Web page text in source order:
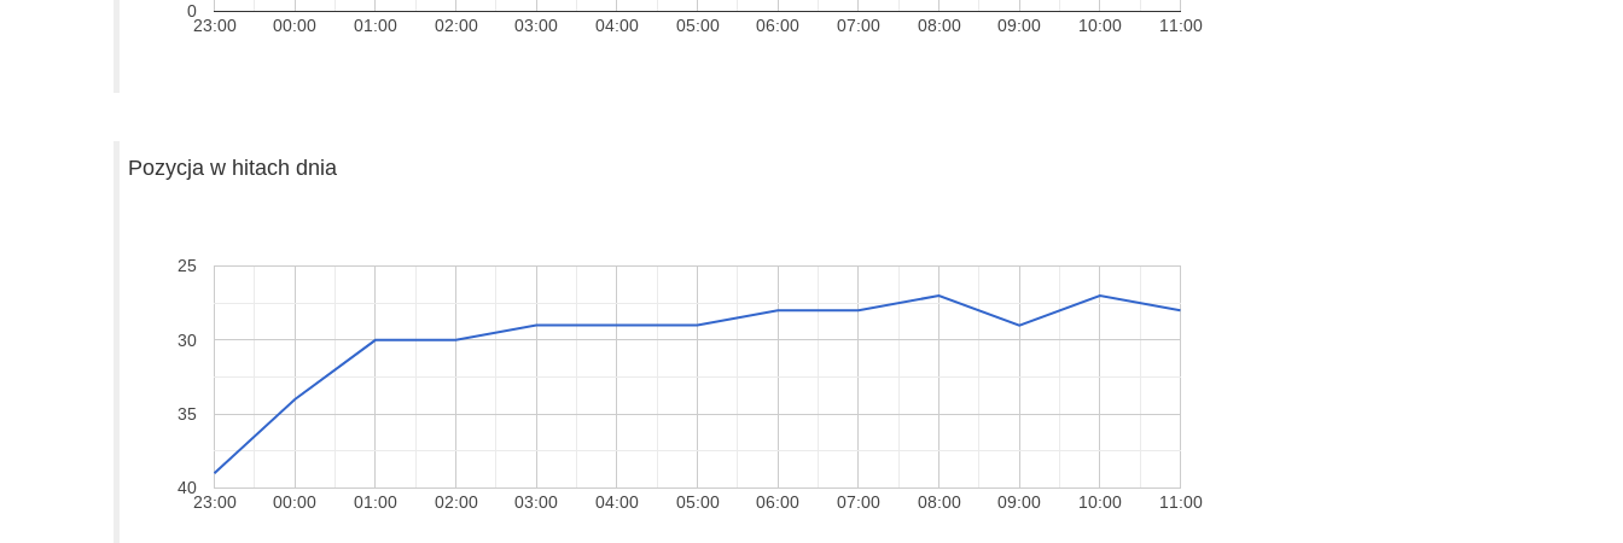
23:00 00:00 01:00 02:00 03:00 04:00 05:00 06:00 07:00 08:00 09:00 10:00 11:00
0
Pozycja w hitach dnia
23:00 00:00 01:00 02:00 03:00 04:00 05:00 06:00 07:00 08:00 09:00 10:00 11:00
25
30
35
40